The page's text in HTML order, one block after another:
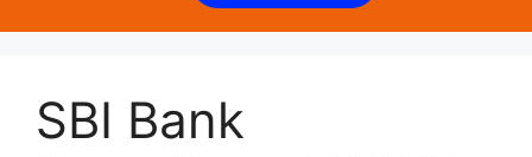
SBI Bank